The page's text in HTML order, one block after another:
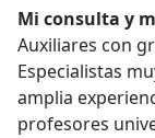
Mi consulta y
Auxiliares con
Especialistas
amplia experiencia en
profesores